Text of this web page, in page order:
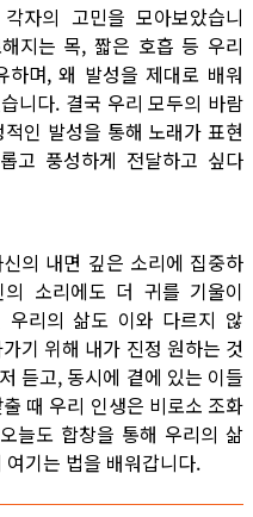
자의 고민을 모아보았습니
지는 목, 짧은 호흡 등 우리
하며, 왜 발성을 제대로 배워
니다. 결국 우리 모두의 바람
인 발성을 통해 노래가 표현
고 풍성하게 전달하고 싶다
의 내면 깊은 소리에 집중하
소리에도 더 귀를 기울이
리의 삶도 이와 다르지 않
기 위해 내가 진정 원하는 것
듣고, 동시에 곁에 있는 이들
때 우리 인생은 비로소 조화
늘도 합창을 통해 우리의 삶
기는 법을 배워갑니다.